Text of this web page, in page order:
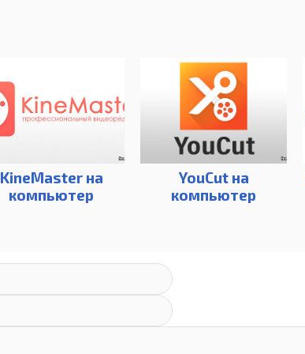
KineMaster на
компьютер
YouCut на
компьютер